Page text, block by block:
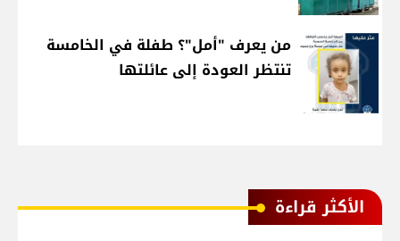
من يعرف "أمل"؟ طفلة في الخامسة
تنتظر العودة إلى عائلتها
الأكثر قراءة